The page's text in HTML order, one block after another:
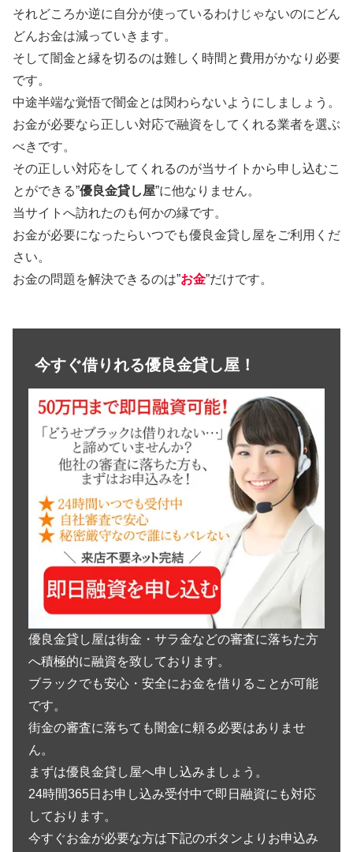
それどころか逆に自分が使っているわけじゃないのにどん
どんお金は減っていきます。
そして闇金と縁を切るのは難しく時間と費用がかなり必要
です。
中途半端な覚悟で闇金とは関わらないようにしましょう。
お金が必要なら正しい対応で融資をしてくれる業者を選ぶ
べきです。
その正しい対応をしてくれるのが当サイトから申し込むこ
とができる”優良金貸し屋”に他なりません。
当サイトへ訪れたのも何かの縁です。
お金が必要になったらいつでも優良金貸し屋をご利用くだ
さい。
お金の問題を解決できるのは”お金”だけです。
今すぐ借りれる優良金貸し屋！
優良金貸し屋は街金・サラ金などの審査に落ちた方
へ積極的に融資を致しております。
ブラックでも安心・安全にお金を借りることが可能
です。
街金の審査に落ちても闇金に頼る必要はありませ
ん。
まずは優良金貸し屋へ申し込みましょう。
24時間365日お申し込み受付中で即日融資にも対応
しております。
今すぐお金が必要な方は下記のボタンよりお申込み